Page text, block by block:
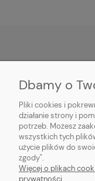
PŁATNOŚĆ I
MOJE KONTO
O FIRMIE
Dbamy o
Pliki cookies i
działanie strony i
potrzeb. Możesz
wszystkich tych
użycie plików do
zgody".
Więcej o plikach
prywatności.